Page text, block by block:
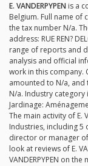
E. VANDERPYPEN is a
Belgium. Full name of
the tax number N/a.
address: RUE REN?
range of reports and
analysis and official
work in this company.
amounted to N/a, and
N/a. Industry category
Jardinage:
The main activity of E.
Industries, including
director or manager of
look at reviews of E.
VANDERPYPEN on the